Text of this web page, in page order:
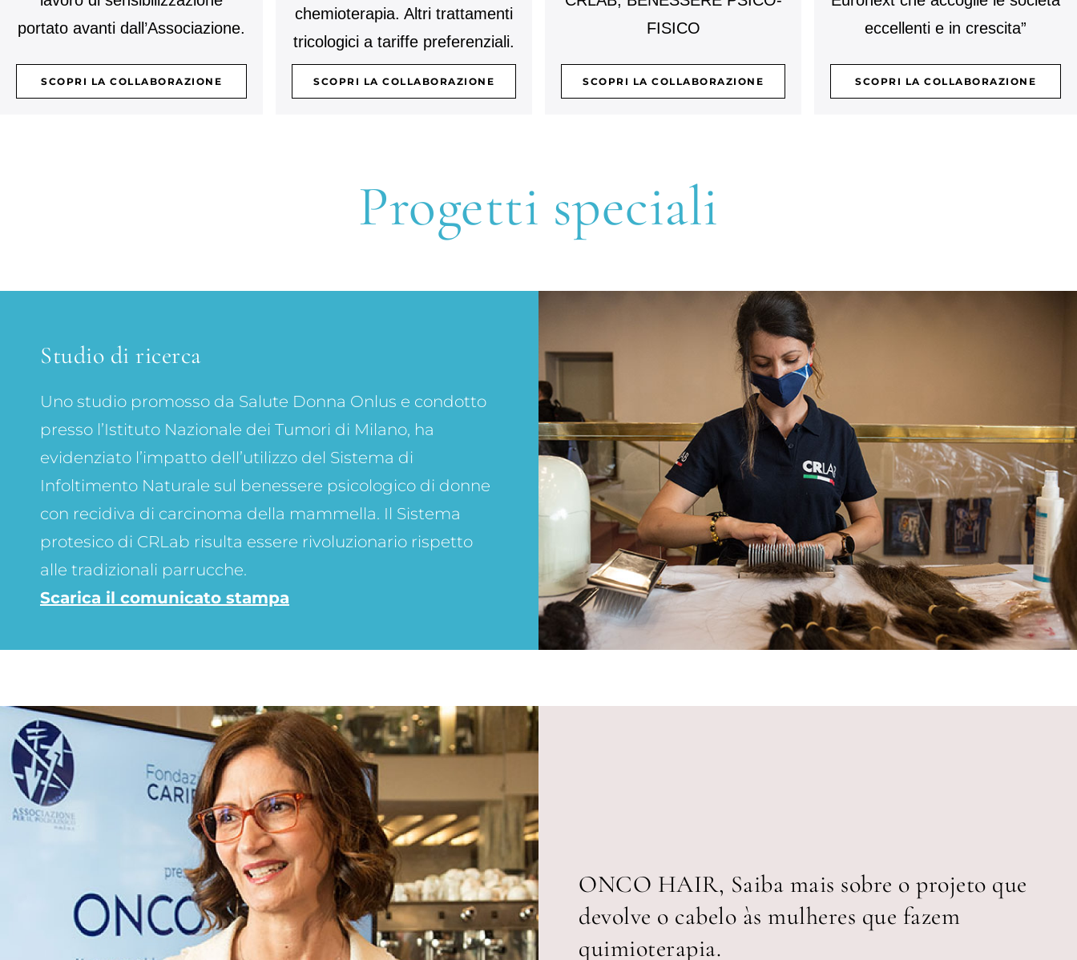
portato avanti dall’Associazione.
SCOPRI LA COLLABORAZIONE
chemioterapia. Altri trattamenti
tricologici a tariffe preferenziali.
SCOPRI LA COLLABORAZIONE
FISICO
SCOPRI LA COLLABORAZIONE
eccellenti e in crescita”
SCOPRI LA COLLABORAZIONE
Progetti speciali
Studio di ricerca
Uno studio promosso da Salute Donna Onlus e condotto
presso l’Istituto Nazionale dei Tumori di Milano, ha
evidenziato l’impatto dell’utilizzo del Sistema di
Infoltimento Naturale sul benessere psicologico di donne
con recidiva di carcinoma della mammella. Il Sistema
protesico di CRLab risulta essere rivoluzionario rispetto
alle tradizionali parrucche.
Scarica il comunicato stampa
ONCO HAIR, Saiba mais sobre o projeto que
devolve o cabelo às mulheres que fazem
quimioterapia.